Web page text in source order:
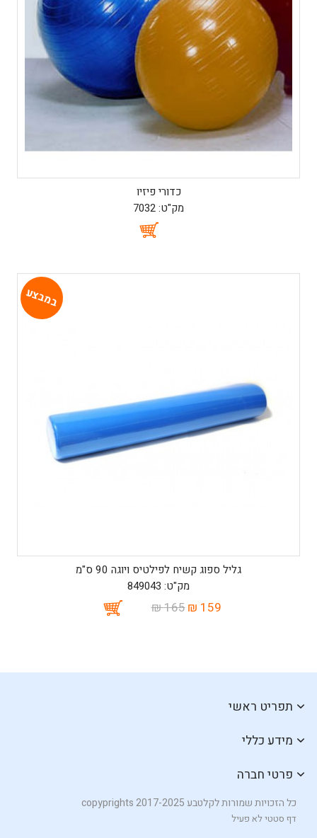
כדורי פיזיו
מק"ט: 7032
במבצע
גליל ספוג קשיח לפילטיס ויוגה 90 ס"מ
מק"ט: 849043
159 ₪
165 ₪
תפריט ראשי
מידע כללי
פרטי חברה
כל הזכויות שמורות לקלטבע copyprights 2017-2025
דף סטטי לא פעיל